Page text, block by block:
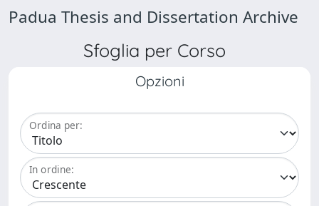
Padua Thesis and Dissertation Archive
Sfoglia per Corso
Opzioni
Ordina per:
In ordine: